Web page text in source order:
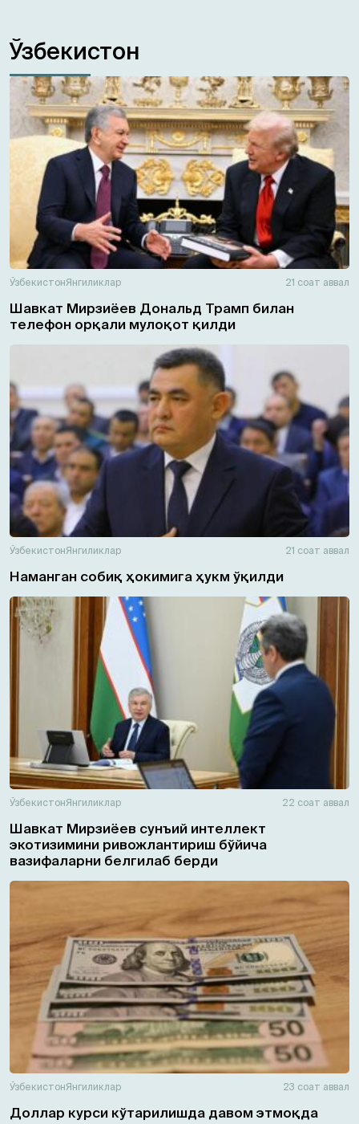
Ўзбекистон
ЎзбекистонЯнгиликлар 21 соат аввал
Шавкат Мирзиёев Дональд Трамп билан
телефон орқали мулоқот қилди
ЎзбекистонЯнгиликлар 21 соат аввал
Наманган собиқ ҳокимига ҳукм ўқилди
ЎзбекистонЯнгиликлар 22 соат аввал
Шавкат Мирзиёев сунъий интеллект
экотизимини ривожлантириш бўйича
вазифаларни белгилаб берди
ЎзбекистонЯнгиликлар 23 соат аввал
Доллар курси кўтарилишда давом этмоқда